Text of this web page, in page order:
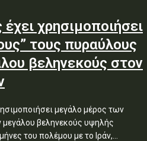
χρησιμοποιήσει
τους πυραύλους
βεληνεκούς στον
μεγάλο μέρος των
βεληνεκούς υψηλής
του πολέμου με το Ιράν,...